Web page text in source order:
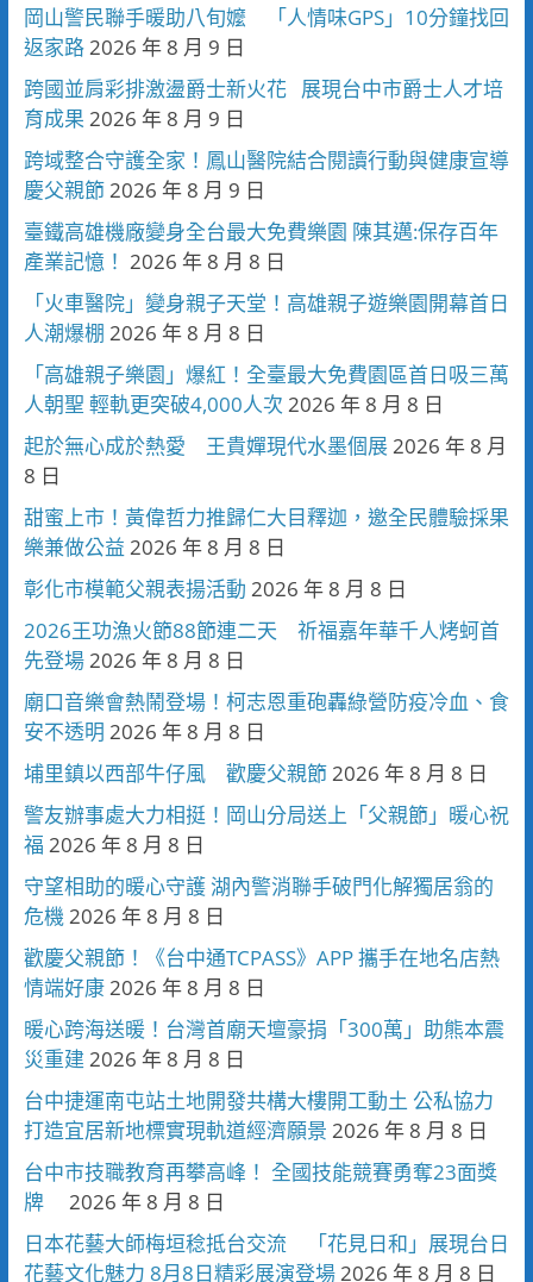
岡山警民聯手暖助八旬嬤 「人情味GPS」10分鐘找回
返家路2026 年 8 月 9 日
跨國並肩彩排激盪爵士新火花 展現台中市爵士人才培
育成果 2026 年 8 月 9 日
跨域整合守護全家！鳳山醫院結合閱讀行動與健康宣導
慶父親節2026 年 8 月 9 日
臺鐵高雄機廠變身全台最大免費樂園 陳其邁:保存百年
產業記憶！ 2026 年 8 月 8 日
「火車醫院」變身親子天堂！高雄親子遊樂園開幕首日
人潮爆棚 2026 年 8 月 8 日
「高雄親子樂園」爆紅！全臺最大免費園區首日吸三萬
人朝聖 輕軌更突破4,000人次 2026 年 8 月 8 日
起於無心成於熱愛 王貴嬋現代水墨個展2026 年 8 月
8 日
甜蜜上市！黃偉哲力推歸仁大目釋迦，邀全民體驗採果
樂兼做公益 2026 年 8 月 8 日
彰化市模範父親表揚活動 2026 年 8 月 8 日
2026王功漁火節88節連二天 祈福嘉年華千人烤蚵首
先登場2026 年 8 月 8 日
廟口音樂會熱鬧登場！柯志恩重砲轟綠營防疫冷血、食
安不透明 2026 年 8 月 8 日
埔里鎮以西部牛仔風 歡慶父親節2026 年 8 月 8 日
警友辦事處大力相挺！岡山分局送上「父親節」暖心祝
福 2026 年 8 月 8 日
守望相助的暖心守護 湖內警消聯手破門化解獨居翁的
危機2026 年 8 月 8 日
歡慶父親節！《台中通TCPASS》APP 攜手在地名店熱
情端好康2026 年 8 月 8 日
暖心跨海送暖！台灣首廟天壇豪捐「300萬」助熊本震
災重建 2026 年 8 月 8 日
台中捷運南屯站土地開發共構大樓開工動土 公私協力
打造宜居新地標實現軌道經濟願景 2026 年 8 月 8 日
台中市技職教育再攀高峰！ 全國技能競賽勇奪23面獎
牌
2026 年 8 月 8 日
日本花藝大師梅垣稔抵台交流 「花見日和」展現台日
花藝文化魅力 8月8日精彩展演登場2026 年 8 月 8 日